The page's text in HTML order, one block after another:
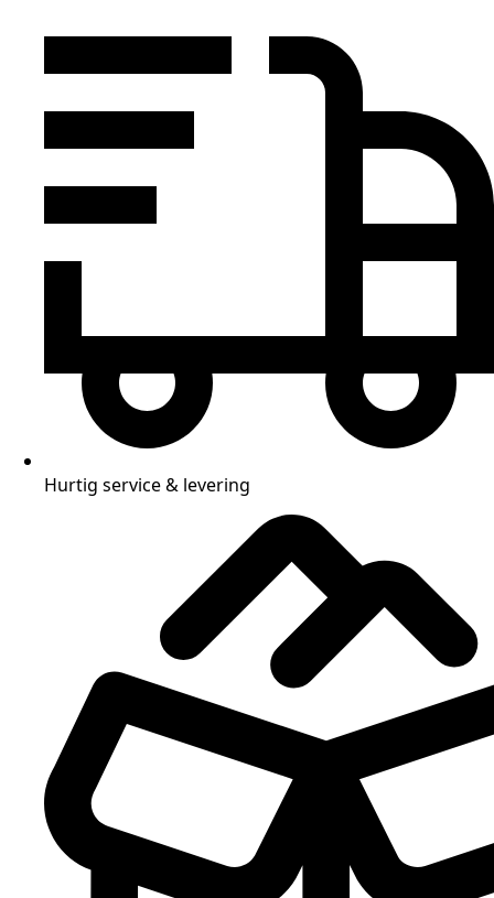
Hurtig service & levering